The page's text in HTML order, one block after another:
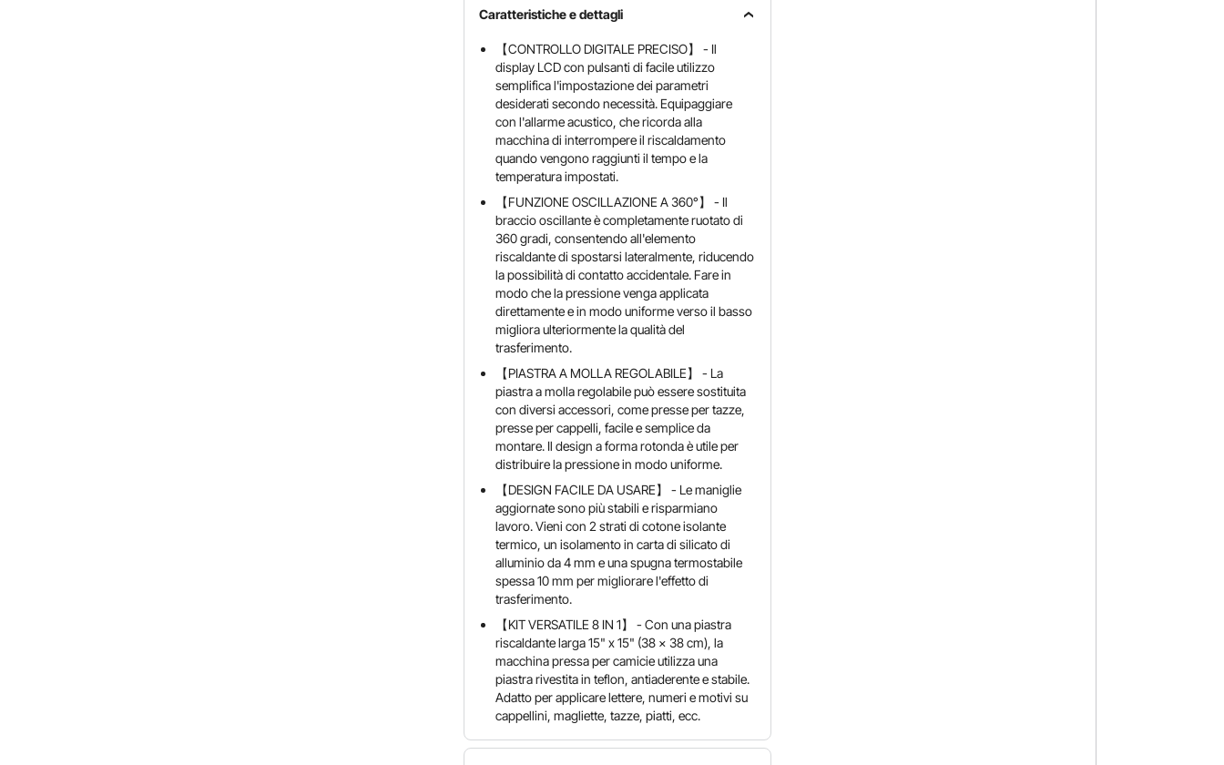
Caratteristiche e dettagli
【CONTROLLO DIGITALE PRECISO】 - Il
display LCD con pulsanti di facile utilizzo
semplifica l'impostazione dei parametri
desiderati secondo necessità. Equipaggiare
con l'allarme acustico, che ricorda alla
macchina di interrompere il riscaldamento
quando vengono raggiunti il tempo e la
temperatura impostati.
【FUNZIONE OSCILLAZIONE A 360°】 - Il
braccio oscillante è completamente ruotato di
360 gradi, consentendo all'elemento
riscaldante di spostarsi lateralmente, riducendo
la possibilità di contatto accidentale. Fare in
modo che la pressione venga applicata
direttamente e in modo uniforme verso il basso
migliora ulteriormente la qualità del
trasferimento.
【PIASTRA A MOLLA REGOLABILE】 - La
piastra a molla regolabile può essere sostituita
con diversi accessori, come presse per tazze,
presse per cappelli, facile e semplice da
montare. Il design a forma rotonda è utile per
distribuire la pressione in modo uniforme.
【DESIGN FACILE DA USARE】 - Le maniglie
aggiornate sono più stabili e risparmiano
lavoro. Vieni con 2 strati di cotone isolante
termico, un isolamento in carta di silicato di
alluminio da 4 mm e una spugna termostabile
spessa 10 mm per migliorare l'effetto di
trasferimento.
【KIT VERSATILE 8 IN 1】 - Con una piastra
riscaldante larga 15" x 15" (38 x 38 cm), la
macchina pressa per camicie utilizza una
piastra rivestita in teflon, antiaderente e stabile.
Adatto per applicare lettere, numeri e motivi su
cappellini, magliette, tazze, piatti, ecc.